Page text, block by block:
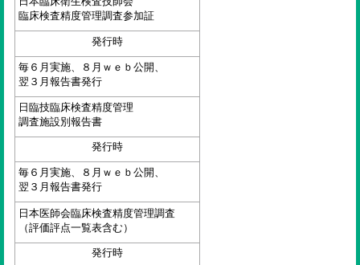
臨床検査精度管理調査参加証
発行時
毎６月実施、８月ｗｅｂ公開、
翌３月報告書発行
日臨技臨床検査精度管理
調査施設別報告書
発行時
毎６月実施、８月ｗｅｂ公開、
翌３月報告書発行
日本医師会臨床検査精度管理調査
（評価評点一覧表含む）
発行時